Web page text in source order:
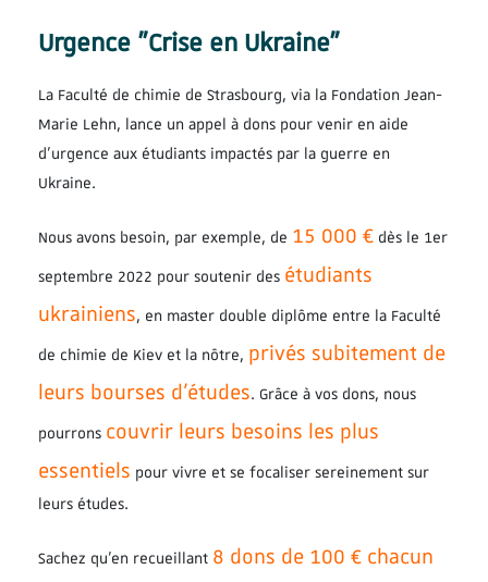
Urgence "Crise en Ukraine"
La Faculté de chimie de Strasbourg, via la Fondation Jean-
Marie Lehn, lance un appel à dons pour venir en aide
d’urgence aux étudiants impactés par la guerre en
Ukraine.
Nous avons besoin, par exemple, de 15 000 € dès le 1er
septembre 2022 pour soutenir des étudiants
ukrainiens, en master double diplôme entre la Faculté
de chimie de Kiev et la nôtre, privés subitement de
leurs bourses d’études. Grâce à vos dons, nous
pourrons couvrir leurs besoins les plus
essentiels pour vivre et se focaliser sereinement sur
leurs études.
Sachez qu’en recueillant 8 dons de 100 € chacun